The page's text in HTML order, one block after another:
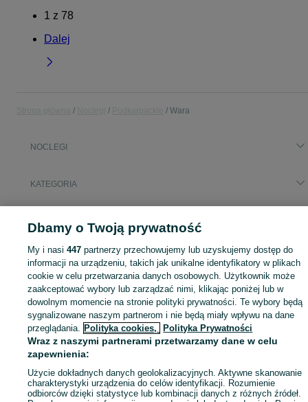
1 z 78
Dalej
Wara
NOCLEGI
KATEGORIA
Mapa kategorii
Mapa miejscowości
Mapa ministron
Popularne wyszukiwania
Dbamy o Twoją prywatność
My i nasi447 partnerzy przechowujemy lub uzyskujemy dostęp do
informacji na urządzeniu, takich jak unikalne identyfikatory w plikach
cookie w celu przetwarzania danych osobowych. Użytkownik może
zaakceptować wybory lub zarządzać nimi, klikając poniżej lub w
dowolnym momencie na stronie polityki prywatności. Te wybory będą
sygnalizowane naszym partnerom i nie będą miały wpływu na dane
przeglądania. Polityka cookies, Polityka Prywatności
Wraz z naszymi partnerami przetwarzamy dane w celu
zapewnienia:
Użycie dokładnych danych geolokalizacyjnych. Aktywne skanowanie
charakterystyki urządzenia do celów identyfikacji. Rozumienie
odbiorców dzięki statystyce lub kombinacji danych z różnych źródeł.